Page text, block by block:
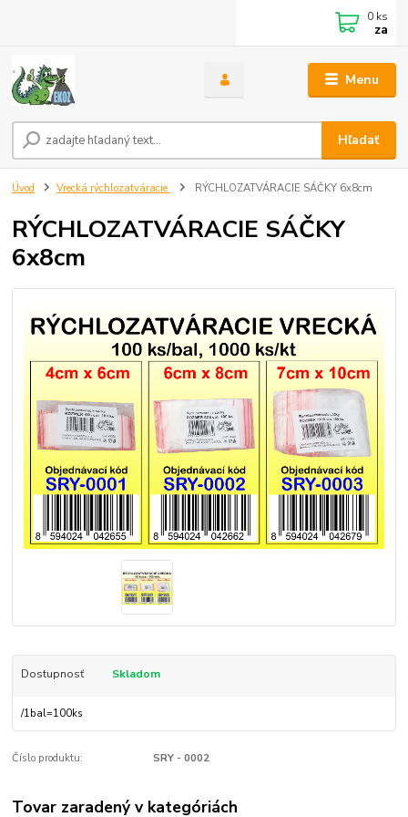
Menu
Hľadať
0 ks
za
Úvod Vrecká rýchlozatváracie RÝCHLOZATVÁRACIE SÁČKY 6x8cm
RÝCHLOZATVÁRACIE SÁČKY
6x8cm
Dostupnosť Skladom
/1bal=100ks
Číslo produktu: SRY - 0002
Tovar zaradený v kategóriách